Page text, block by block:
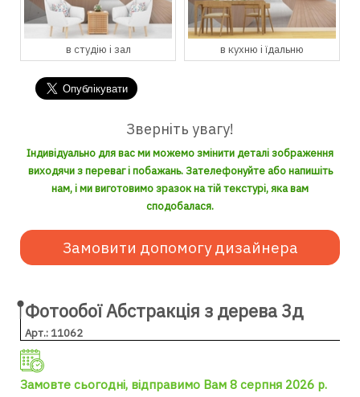
в студію і зал в кухню і їдальню
Зверніть увагу!
Індивідуально для вас ми можемо змінити деталі зображення
виходячи з переваг і побажань. Зателефонуйте або напишіть
нам, і ми виготовимо зразок на тій текстурі, яка вам
сподобалася.
Замовити допомогу дизайнера
Фотообої Абстракція з дерева 3д
Арт.: 11062
Замовте сьогодні, відправимо Вам 8 серпня 2026 р.